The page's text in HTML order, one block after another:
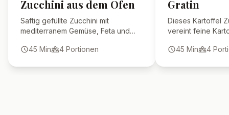
Zucchini aus dem Ofen
Saftig gefüllte Zucchini mit
mediterranem Gemüse, Feta und
vegetarisches Ofengericht voller
45 Min 4 Portionen
Gratin
Dieses Kartoffel
vereint feine
Sauce – perfekt
45 Min 4